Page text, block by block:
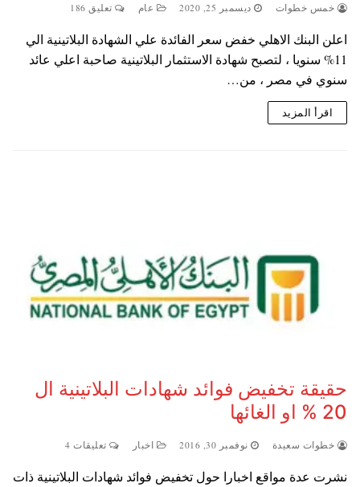
خمس خطوات ديسمبر 25, 2020 عام تعليق 186
اعلن البنك الاهلي خفض سعر الفائدة علي الشهادة البلاتينية الي
11% سنويا ، لتصبح شهادة الاستثمار البلاتينية صاحبة اعلي عائد
سنوي في مصر ، من…
اقرأ المزيد
حقيقة تخفيض فوائد شهادات البلاتينية ال
20 % او الغائها
خطوات سعيدة نوفمبر 30, 2016 اخبار تعليقات 4
نشرت عدة مواقع اخبارا حول تخفيض فوائد شهادات البلاتينية ذات